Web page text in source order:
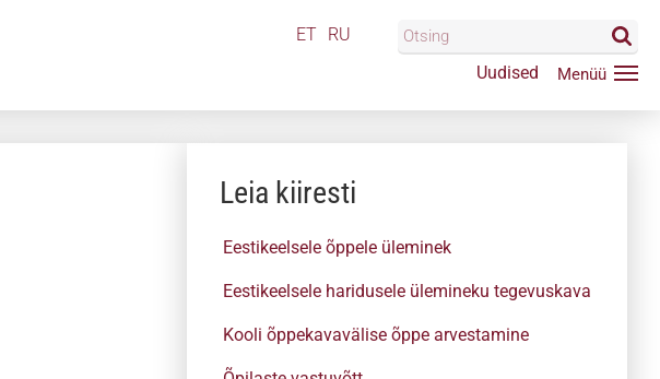
ET RU
Uudised
Leia kiiresti
Eestikeelsele õppele üleminek
Eestikeelsele haridusele ülemineku tegevuskava
Kooli õppekavavälise õppe arvestamine